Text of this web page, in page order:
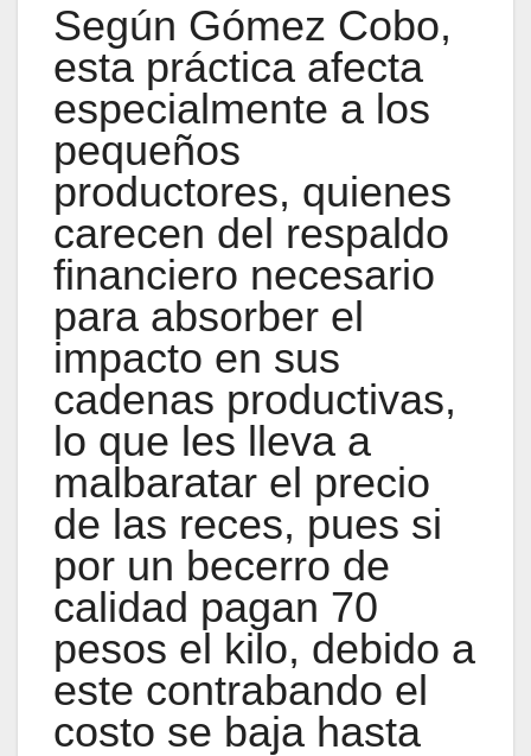
Según Gómez Cobo,
esta práctica afecta
especialmente a los
pequeños
productores, quienes
carecen del respaldo
financiero necesario
para absorber el
impacto en sus
cadenas productivas,
lo que les lleva a
malbaratar el precio
de las reces, pues si
por un becerro de
calidad pagan 70
pesos el kilo, debido a
este contrabando el
costo se baja hasta